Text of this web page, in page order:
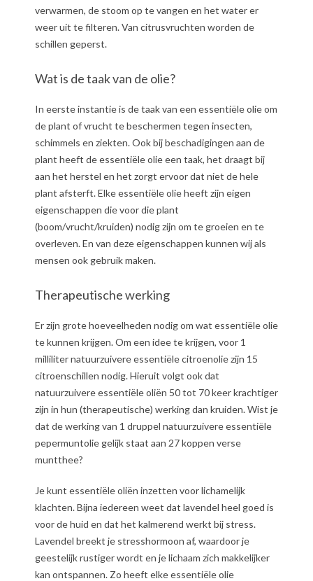
verwarmen, de stoom op te vangen en het water er
weer uit te filteren. Van citrusvruchten worden de
schillen geperst.
Wat is de taak van de olie?
In eerste instantie is de taak van een essentiële olie om
de plant of vrucht te beschermen tegen insecten,
schimmels en ziekten. Ook bij beschadigingen aan de
plant heeft de essentiële olie een taak, het draagt bij
aan het herstel en het zorgt ervoor dat niet de hele
plant afsterft. Elke essentiële olie heeft zijn eigen
eigenschappen die voor die plant
(boom/vrucht/kruiden) nodig zijn om te groeien en te
overleven. En van deze eigenschappen kunnen wij als
mensen ook gebruik maken.
Therapeutische werking
Er zijn grote hoeveelheden nodig om wat essentiële olie
te kunnen krijgen. Om een idee te krijgen, voor 1
milliliter natuurzuivere essentiële citroenolie zijn 15
citroenschillen nodig. Hieruit volgt ook dat
natuurzuivere essentiële oliën 50 tot 70 keer krachtiger
zijn in hun (therapeutische) werking dan kruiden. Wist je
dat de werking van 1 druppel natuurzuivere essentiële
pepermuntolie gelijk staat aan 27 koppen verse
muntthee?
Je kunt essentiële oliën inzetten voor lichamelijk
klachten. Bijna iedereen weet dat lavendel heel goed is
voor de huid en dat het kalmerend werkt bij stress.
Lavendel breekt je stresshormoon af, waardoor je
geestelijk rustiger wordt en je lichaam zich makkelijker
kan ontspannen. Zo heeft elke essentiële olie